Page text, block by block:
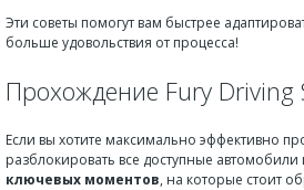
Эти советы помогут вам быстрее
больше удовольствия от процесса!
Прохождение Fury Driving
Если вы хотите максимально эффективно
разблокировать все доступные
ключевых моментов, на которые стоит